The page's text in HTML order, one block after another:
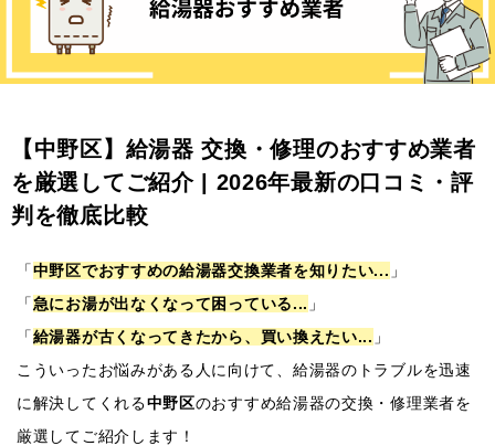
【中野区】給湯器 交換・修理のおすすめ業者
を厳選してご紹介 | 2026年最新の口コミ・評
判を徹底比較
「中野区でおすすめの給湯器交換業者を知りたい... 」
「急にお湯が出なくなって困っている... 」
「給湯器が古くなってきたから、買い換えたい... 」
こういったお悩みがある人に向けて、給湯器のトラブルを迅速
に解決してくれる中野区のおすすめ給湯器の交換・修理業者を
厳選してご紹介します！